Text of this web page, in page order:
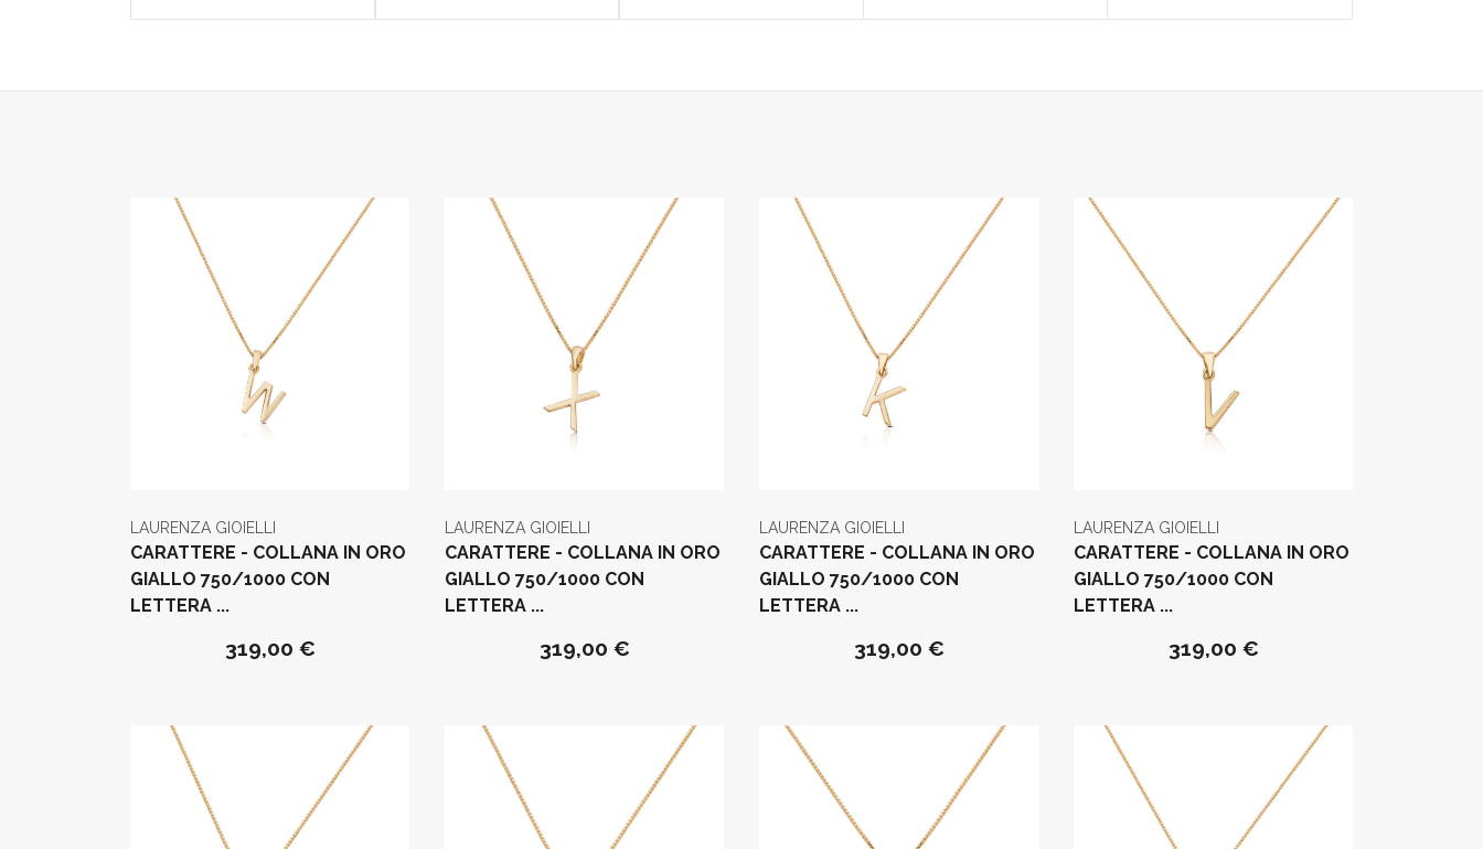
LAURENZA GIOIELLI
CARATTERE - COLLANA IN ORO
GIALLO 750/1000 CON
LETTERA ...
319,00 €
LAURENZA GIOIELLI
CARATTERE - COLLANA IN ORO
GIALLO 750/1000 CON
LETTERA ...
319,00 €
LAURENZA GIOIELLI
CARATTERE - COLLANA IN ORO
GIALLO 750/1000 CON
LETTERA ...
319,00 €
LAURENZA GIOIELLI
CARATTERE - COLLANA IN ORO
GIALLO 750/1000 CON
LETTERA ...
319,00 €